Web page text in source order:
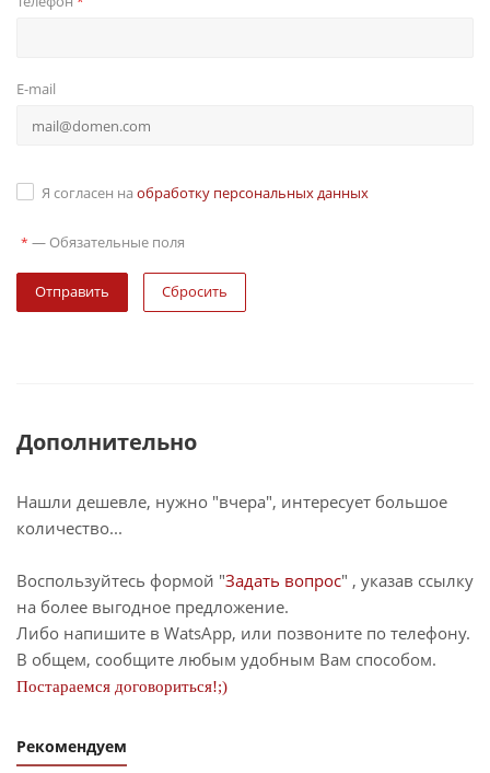
E-mail
Я согласен на обработку персональных данных
* — Обязательные поля
Сбросить
Дополнительно
Нашли дешевле, нужно "вчера", интересует большое
количество...
Воспользуйтесь формой "Задать вопрос" , указав ссылку
на более выгодное предложение.
Либо напишите в WatsApp, или позвоните по телефону.
В общем, сообщите любым удобным Вам способом.
Постараемся договориться!;)
Рекомендуем